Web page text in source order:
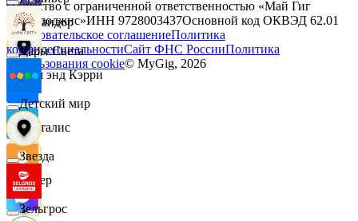
Командор
Кэш энд Кэрри
Лакталис
Левер
Дары Света
Детский мир
Звезда
Зельгрос
Общество с ограниченной ответственностью «Май Гиг
Технолоджис»ИНН 9728003437Основной код ОКВЭД 62.01
Пользовательское соглашениеПолитика
конфиденциальностиСайт ФНС РоссииПолитика
использования cookie© MyGig, 2026